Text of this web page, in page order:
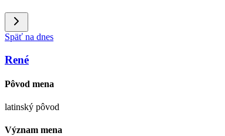
Späť na dnes
René
Pôvod mena
latinský pôvod
Význam mena